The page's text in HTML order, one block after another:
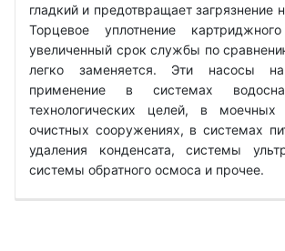
гладкий и предотвращает загрязнение
Торцевое уплотнение
увеличенный срок службы по
легко заменяется. Эти насосы
применение в системах
технологических целей, в моечных
очистных сооружениях, в системах
удаления конденсата, системы
системы обратного осмоса и прочее.